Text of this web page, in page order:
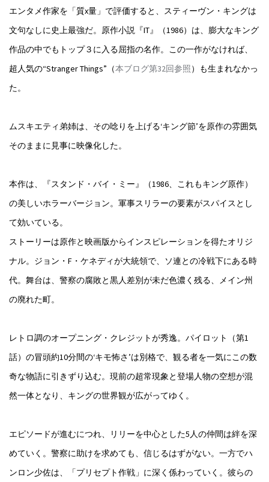
エンタメ作家を「質x量」で評価すると、スティーヴン・キングは
文句なしに史上最強だ。原作小説『IT』（1986）は、膨大なキング
作品の中でもトップ３に入る屈指の名作。この一作がなければ、
超人気の“Stranger Things”（本ブログ第32回参照）も生まれなかっ
た。
ムスキエティ弟姉は、その唸りを上げる‘キング節’を原作の雰囲気
そのままに見事に映像化した。
本作は、『スタンド・バイ・ミー』（1986、これもキング原作）
の美しいホラーバージョン。軍事スリラーの要素がスパイスとし
て効いている。
ストーリーは原作と映画版からインスピレーションを得たオリジ
ナル。ジョン・F・ケネディが大統領で、ソ連との冷戦下にある時
代。舞台は、警察の腐敗と黒人差別が未だ色濃く残る、メイン州
の廃れた町。
レトロ調のオープニング・クレジットが秀逸。パイロット（第1
話）の冒頭約10分間の‘キモ怖さ’は別格で、観る者を一気にこの数
奇な物語に引きずり込む。現前の超常現象と登場人物の空想が混
然一体となり、キングの世界観が広がってゆく。
エピソードが進むにつれ、リリーを中心とした5人の仲間は絆を深
めていく。警察に助けを求めても、信じるはずがない。一方でハ
ンロン少佐は、「プリセプト作戦」に深く係わっていく。彼らの